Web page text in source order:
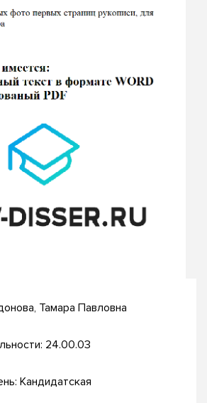
Тамара Павловна
24.00.03
Кандидатская